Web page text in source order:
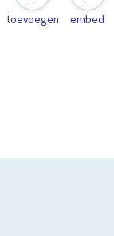
toevoegen embed